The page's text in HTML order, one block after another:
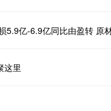
5.9亿-6.9亿同比由盈转 原
这里